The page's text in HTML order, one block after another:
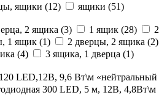
ящики (12) ящики (51)
2 ящика (3) 1 ящик (28)
2
1 ящик (1) 2 дверцы, 2 ящика (2)
(4) 3 ящика, 1 дверца (1)
LED,12В, 9,6 Вт\м «нейтральный
300 LED, 5 м, 12В, 4,8Вт\м